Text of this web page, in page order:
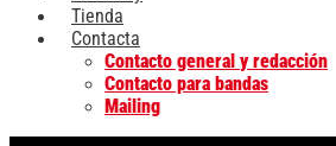
Tienda
Contacta
Contacto general y redacción
Contacto para bandas
Mailing